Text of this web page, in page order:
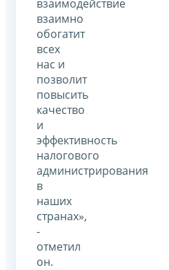
взаимодействие
взаимно
обогатит
всех
нас и
позволит
повысить
качество
и
эффективность
налогового
администрирования
в
наших
странах»,
-
отметил
он.